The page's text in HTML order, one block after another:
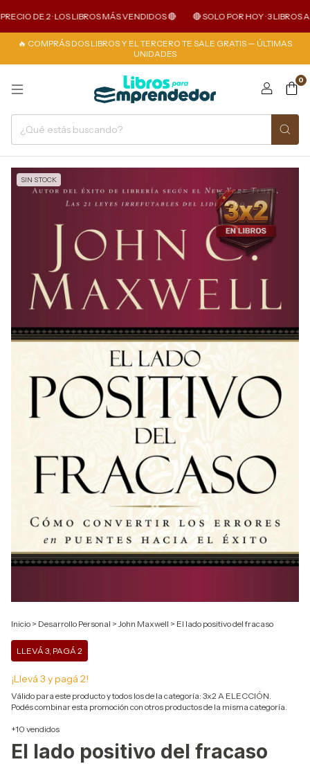
DE 2 · LOS LIBROS MÁS VENDIDOS 🔴 🔴 SOLO POR HOY · 3 LIBROS AL
🔥 COMPRÁS DOS LIBROS Y EL TERCERO TE SALE GRATIS — ÚLTIMAS
UNIDADES
0
SIN STOCK
Inicio > Desarrollo Personal > John Maxwell > El lado positivo del fracaso
LLEVÁ 3, PAGÁ 2
¡Llevá 3 y pagá 2!
Válido para este producto y todos los de la categoría: 3x2 A ELECCIÓN.
Podés combinar esta promoción con otros productos de la misma categoría.
+10 vendidos
El lado positivo del fracaso